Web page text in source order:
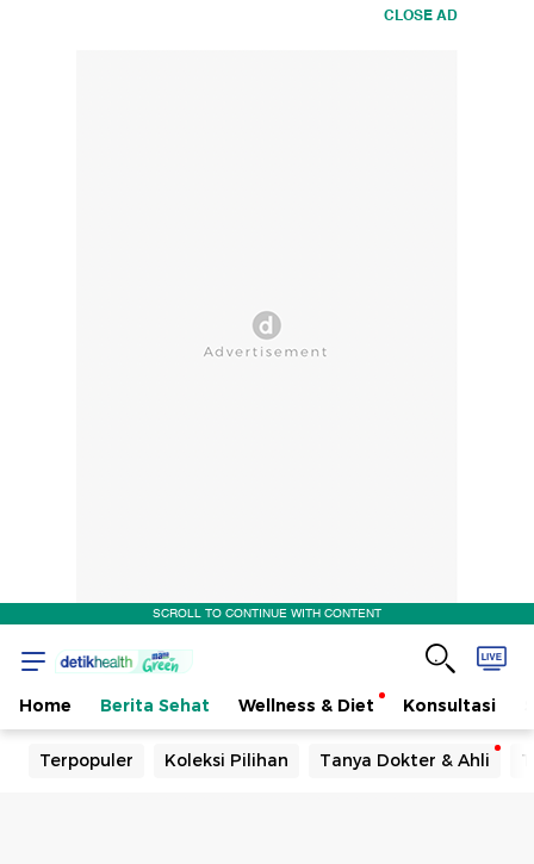
CLOSE AD
SCROLL TO CONTINUE WITH CONTENT
Home Berita Sehat Wellness & Diet Konsultasi
Terpopuler Koleksi Pilihan Tanya Dokter & Ahli